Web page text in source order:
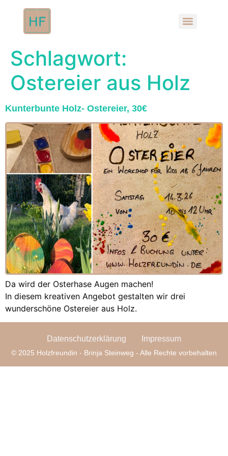
Schlagwort:
Ostereier aus Holz
Kunterbunte Holz- Ostereier, 30€
Da wird der Osterhase Augen machen!
In diesem kreativen Angebot gestalten wir drei
wunderschöne Ostereier aus Holz.
Datenschutzerklärung Impressum
© 2025 Holzfreundin - Brinja Steinweg - Alle Rechte vorbehalten